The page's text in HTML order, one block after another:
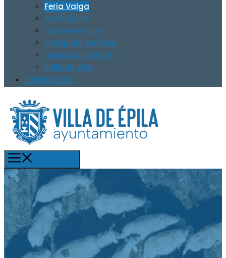
Feria Valga
Radio Épila
Festival Asalto
Complejo BonÀrea
Nuestros Eventos
Épila en vivo
CONTACTO